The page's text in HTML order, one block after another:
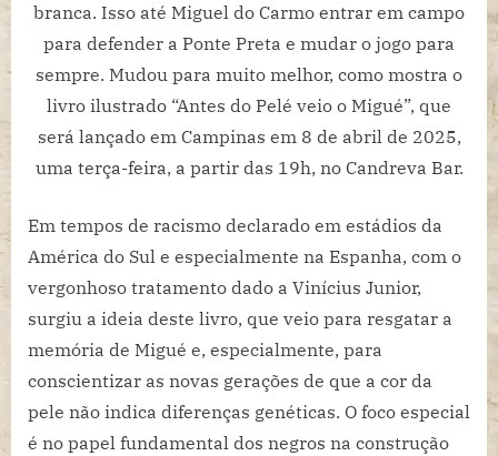
branca. Isso até Miguel do Carmo entrar em campo
para defender a Ponte Preta e mudar o jogo para
sempre. Mudou para muito melhor, como mostra o
livro ilustrado “Antes do Pelé veio o Migué”, que
será lançado em Campinas em 8 de abril de 2025,
uma terça-feira, a partir das 19h, no Candreva Bar.
Em tempos de racismo declarado em estádios da
América do Sul e especialmente na Espanha, com o
vergonhoso tratamento dado a Vinícius Junior,
surgiu a ideia deste livro, que veio para resgatar a
memória de Migué e, especialmente, para
conscientizar as novas gerações de que a cor da
pele não indica diferenças genéticas. O foco especial
é no papel fundamental dos negros na construção